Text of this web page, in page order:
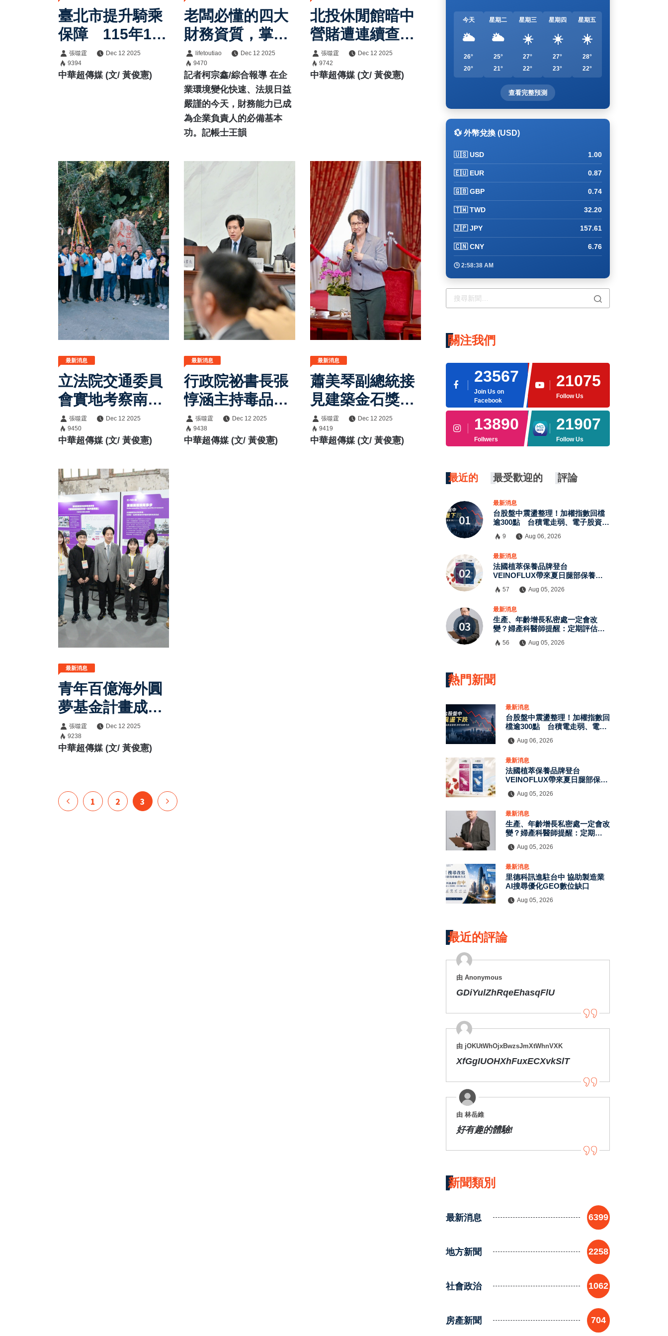
臺北市提升騎乘
保障 115年1月
1日起YouBike
全車種須完成投
張噬霆
Dec 12 2025
9394
中華超傳媒 (文/ 黃俊憲)
老闆必懂的四大
財務資質，掌握
企業健康經營關
鍵
lifetoutiao
Dec 12 2025
9470
記者柯宗鑫/綜合報導 在企
業環境變化快速、法規日益
嚴謹的今天，財務能力已成
為企業負責人的必備基本
功。記帳士王韻
北投休閒館暗中
營賭遭連續查
獲 警方第三度
掃蕩後臺北市府
張噬霆
Dec 12 2025
9742
中華超傳媒 (文/ 黃俊憲)
最新消息
立法院交通委員
會實地考察南投
交通建設 交通
部長陳世凱宣布
加速重大公路工
程與公共運輸升
級
張噬霆
Dec 12 2025
9450
中華超傳媒 (文/ 黃俊憲)
最新消息
行政院祕書長張
惇涵主持毒品防
制會報 強調施
用人口數下降、
張噬霆
Dec 12 2025
9438
中華超傳媒 (文/ 黃俊憲)
最新消息
蕭美琴副總統接
見建築金石獎得
獎企業 盼推動
居住正義、打造
張噬霆
Dec 12 2025
9419
中華超傳媒 (文/ 黃俊憲)
最新消息
青年百億海外圓
夢基金計畫成果
發表 賴清德總
統強調政府將擴
青年勇敢追夢
張噬霆
Dec 12 2025
9238
中華超傳媒 (文/ 黃俊憲)
1 2 3
今天
🌥️
26°
20°
星期二
🌥️
25°
21°
星期三
☀️
27°
22°
星期四
☀️
27°
23°
星期五
☀️
28°
22°
查看完整預測
💱 外幣兌換 (USD)
🇺🇸 USD 1.00
🇪🇺 EUR 0.87
🇬🇧 GBP 0.74
🇹🇼 TWD 32.20
🇯🇵 JPY 157.61
🇨🇳 CNY 6.76
🕒 2:58:49 AM
關注我們
23567
Join Us on
Facebook
21075
Follow Us
13890
Follwers
21907
Follow Us
最近的 最受歡迎的 評論
最新消息
台股盤中震盪整理！加權指數回檔
逾300點 台積電走弱、電子股資金
9 Aug 06, 2026
最新消息
法國植萃保養品牌登台
VEINOFLUX帶來夏日腿部保養新
57 Aug 05, 2026
最新消息
生產、年齡增長私密處一定會改
變？婦產科醫師提醒：定期評估有
56 Aug 05, 2026
熱門新聞
最新消息
台股盤中震盪整理！加權指數回
檔逾300點 台積電走弱、電子
Aug 06, 2026
最新消息
法國植萃保養品牌登台
VEINOFLUX帶來夏日腿部保養
Aug 05, 2026
最新消息
生產、年齡增長私密處一定會改
變？婦產科醫師提醒：定期評估
Aug 05, 2026
最新消息
里德科訊進駐台中 協助製造業
AI搜尋優化GEO數位缺口
Aug 05, 2026
最近的評論
由 Anonymous
GDiYulZhRqeEhasqFlU
由 jOKUtWhOjxBwzsJmXtWhnVXK
XfGgIUOHXhFuxECXvkSlT
由 林岳維
好有趣的體驗!
新聞類別
最新消息 6399
地方新聞 2258
社會政治 1062
房產新聞 704
×